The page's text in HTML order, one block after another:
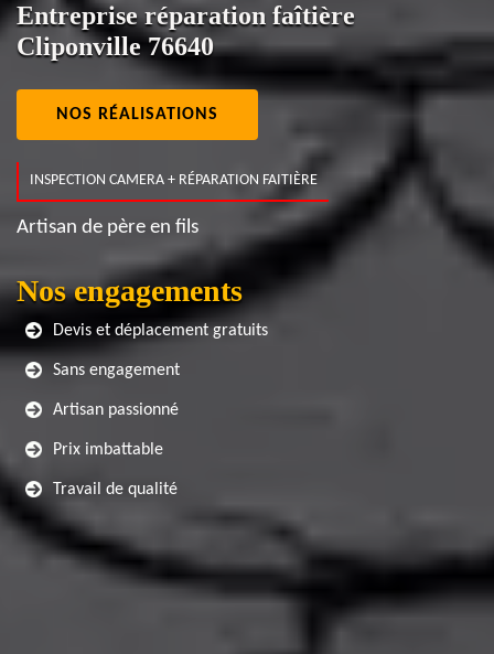
Entreprise réparation faîtière
Cliponville 76640
NOS RÉALISATIONS
INSPECTION CAMERA + RÉPARATION FAITIÈRE
Artisan de père en fils
Nos engagements
Devis et déplacement gratuits
Sans engagement
Artisan passionné
Prix imbattable
Travail de qualité